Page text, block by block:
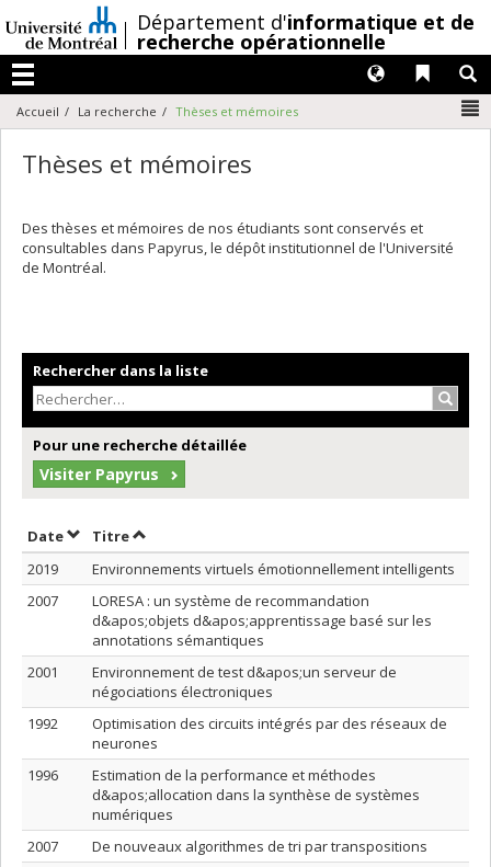
au
contenu
/Département d'informatique et de
recherche opérationnelle
Menu
Liens
Langues
Accueil La recherche Thèses et mémoires
Thèses et mémoires
Des thèses et mémoires de nos étudiants sont conservés et
consultables dans Papyrus, le dépôt institutionnel de l'Université
de Montréal.
Rechercher dans la liste
Pour une recherche détaillée
Visiter Papyrus
DateTrier par date en ordre croissant
TitreTrier par titre en ordre croissant
2019
Environnements virtuels émotionnellement intelligents
2007
LORESA : un système de recommandation
d&apos;objets d&apos;apprentissage basé sur les
annotations sémantiques
2001
Environnement de test d&apos;un serveur de
négociations électroniques
1992
Optimisation des circuits intégrés par des réseaux de
neurones
1996
Estimation de la performance et méthodes
d&apos;allocation dans la synthèse de systèmes
numériques
2007
De nouveaux algorithmes de tri par transpositions